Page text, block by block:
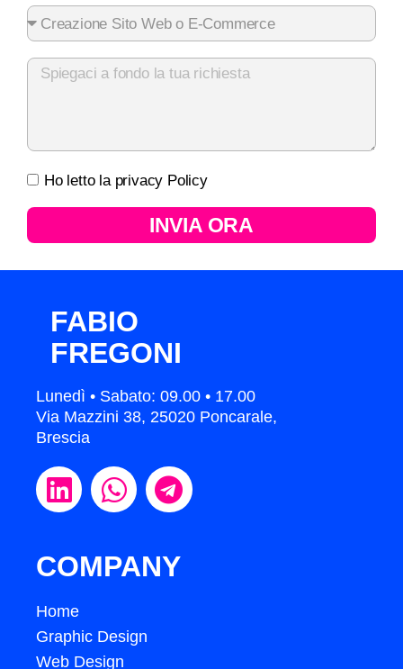
Ho letto la privacy Policy
INVIA ORA
FABIO
FREGONI
Lunedì • Sabato: 09.00 • 17.00
Via Mazzini 38, 25020 Poncarale,
Brescia
COMPANY
Home
Graphic Design
Web Design